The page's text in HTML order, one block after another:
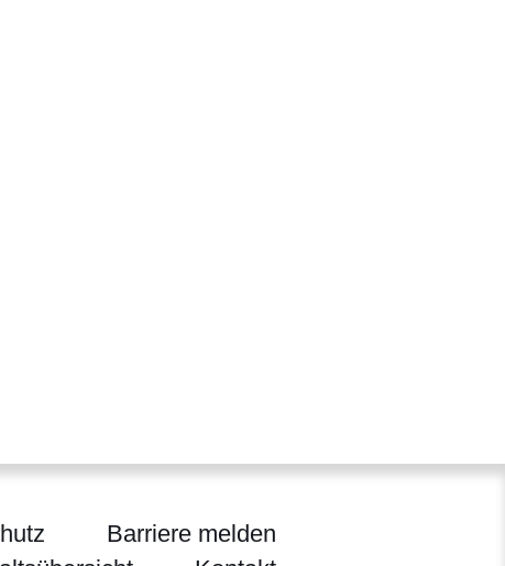
Barriere melden